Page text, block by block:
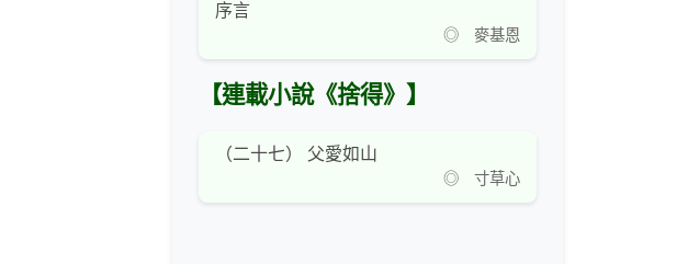
序言
◎ 麥基恩
【連載小說《捨得》】
（二十七） 父愛如山
◎ 寸草心